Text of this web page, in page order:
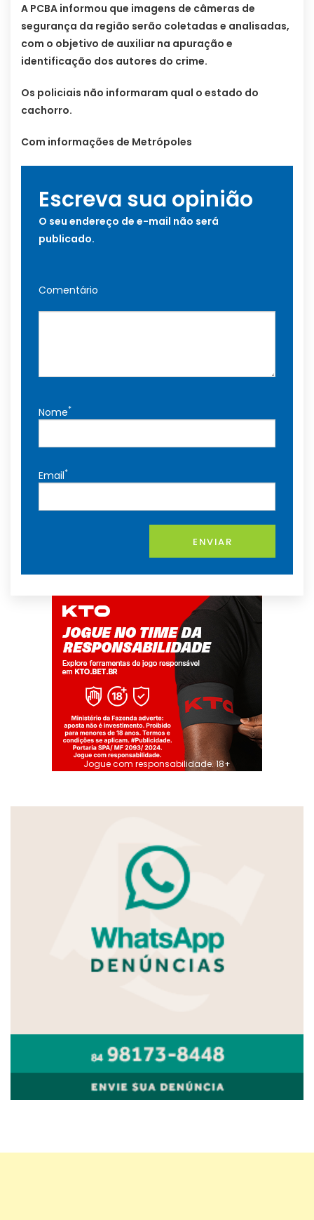
A PCBA informou que imagens de câmeras de
segurança da região serão coletadas e analisadas,
com o objetivo de auxiliar na apuração e
identificação dos autores do crime.
Os policiais não informaram qual o estado do
cachorro.
Com informações de Metrópoles
Escreva sua opinião
O seu endereço de e-mail não será
publicado.
Comentário
Nome*
Email*
ENVIAR
Jogue com responsabilidade. 18+